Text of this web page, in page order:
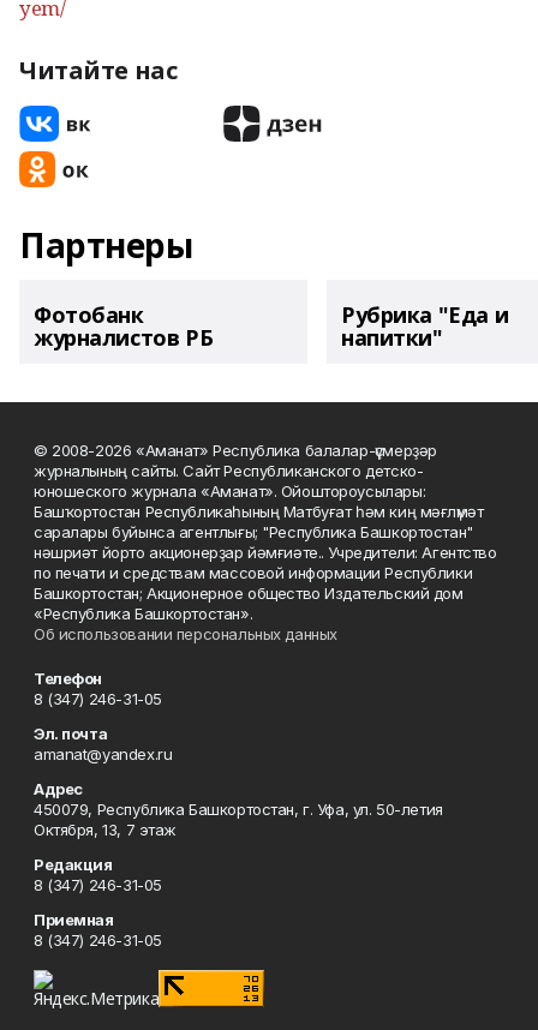
yem/
Читайте нас
Партнеры
Фотобанк
журналистов РБ
Рубрика "Еда и
напитки"
© 2008-2026 «Аманат» Республика балалар-үҫмерҙәр
журналының сайты. Сайт Республиканского детско-
юношеского журнала «Аманат». Ойоштороусылары:
Башҡортостан Республикаһының Матбуғат һәм киң мәғлүмәт
саралары буйынса агентлығы; "Республика Башкортостан"
нәшриәт йорто акционерҙар йәмғиәте.. Учредители: Агентство
по печати и средствам массовой информации Республики
Башкортостан; Акционерное общество Издательский дом
«Республика Башкортостан».
Об использовании персональных данных
Телефон
8 (347) 246-31-05
Эл. почта
amanat@yandex.ru
Адрес
450079, Республика Башкортостан, г. Уфа, ул. 50-летия
Октября, 13, 7 этаж
Редакция
8 (347) 246-31-05
Приемная
8 (347) 246-31-05